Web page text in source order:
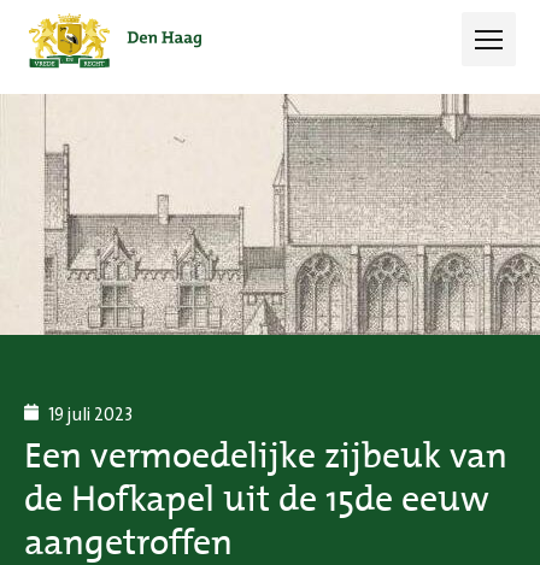
Open
Een vermoedelijke zijbeuk van
de Hofkapel uit de 15de eeuw
aangetroffen
19 juli 2023